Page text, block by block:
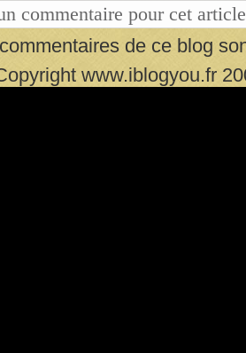
commentaire pour cet article
de ce blog
www.iblogyou.fr